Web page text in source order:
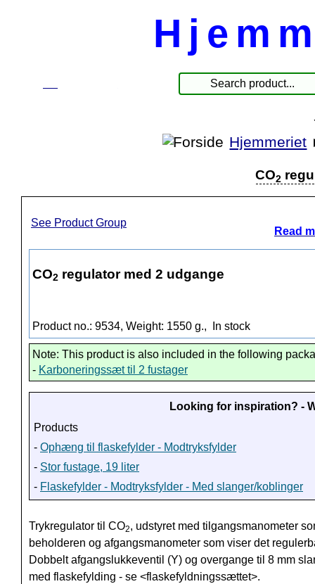
Hjemmeriet
CO2
See Product Group
Read
CO2 regulator med 2 udgange
Product no.: 9534, Weight: 1550 g., In stock
Note: This product is also included in the following
- Karboneringssæt til 2 fustager
Looking for inspiration? -
Products
- Ophæng til flaskefylder - Modtryksfylder
- Stor fustage, 19 liter
- Flaskefylder - Modtryksfylder - Med slanger/koblinger
Trykregulator til CO2, udstyret med tilgangsmanometer
beholderen og afgangsmanometer som viser det
Dobbelt afgangslukkeventil (Y) og overgange til 8 mm
med flaskefylding - se <flaskefyldningssættet>.